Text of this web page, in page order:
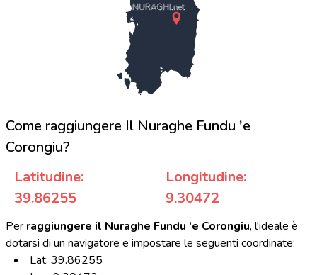
NURAGHI.net
Come raggiungere Il Nuraghe Fundu 'e
Corongiu?
Latitudine:
39.86255
Longitudine:
9.30472
Per raggiungere il Nuraghe Fundu 'e Corongiu, l'ideale è
dotarsi di un navigatore e impostare le seguenti coordinate:
Lat: 39.86255